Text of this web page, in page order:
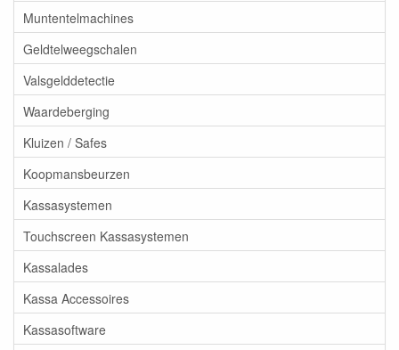
Muntentelmachines
Geldtelweegschalen
Valsgelddetectie
Waardeberging
Kluizen / Safes
Koopmansbeurzen
Kassasystemen
Touchscreen Kassasystemen
Kassalades
Kassa Accessoires
Kassasoftware